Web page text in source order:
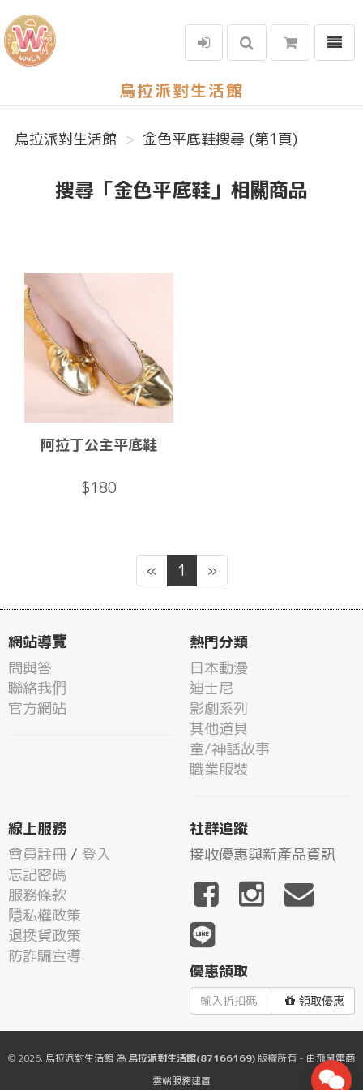
烏拉派對生活館
選單
烏拉派對生活館 金色平底鞋搜尋 (第1頁)
搜尋「金色平底鞋」相關商品
阿拉丁公主平底鞋
$180
« 1 »
網站導覽
問與答
聯絡我們
官方網站
熱門分類
日本動漫
迪士尼
影劇系列
其他道具
童/神話故事
職業服裝
線上服務
會員註冊 / 登入
忘記密碼
服務條款
隱私權政策
退換貨政策
防詐騙宣導
社群追蹤
接收優惠與新產品資訊
優惠領取
領取優惠
© 2026. 烏拉派對生活館 為 烏拉派對生活館(87166169)版權所有 - 由飛鼠電商
雲端服務建置